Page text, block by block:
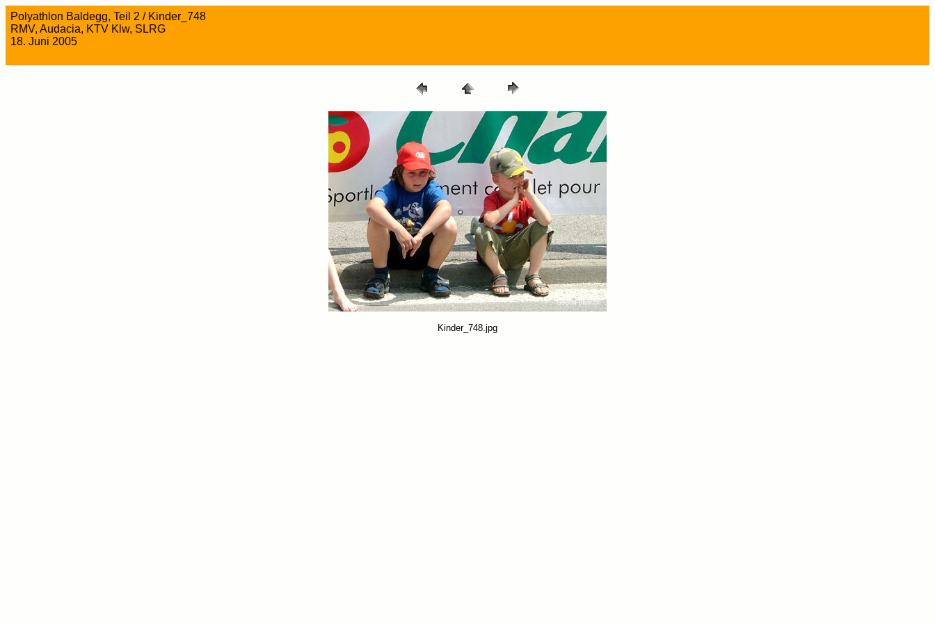
Polyathlon Baldegg, Teil 2 / Kinder_748
RMV, Audacia, KTV Klw, SLRG
18. Juni 2005
Kinder_748.jpg